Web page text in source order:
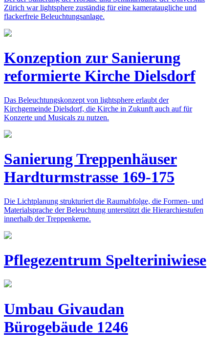
Zürich war lightsphere zuständig für eine kamerataugliche und
flackerfreie Beleuchtungsanlage.
Konzeption zur Sanierung
reformierte Kirche Dielsdorf
Das Beleuchtungskonzept von lightsphere erlaubt der
Kirchgemeinde Dielsdorf, die Kirche in Zukunft auch auf für
Konzerte und Musicals zu nutzen.
Sanierung Treppenhäuser
Hardturmstrasse 169-175
Die Lichtplanung strukturiert die Raumabfolge, die Formen- und
Materialsprache der Beleuchtung unterstützt die Hierarchiestufen
innerhalb der Treppenkerne.
Pflegezentrum Spelteriniwiese
Umbau Givaudan
Bürogebäude 1246